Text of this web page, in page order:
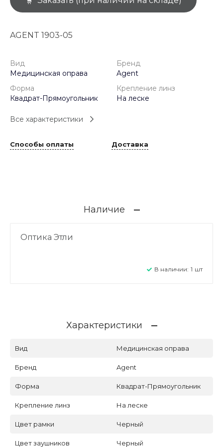
AGENT 1903-05
Вид
Медицинская оправа
Бренд
Agent
Форма
Квадрат-Прямоугольник
Крепление линз
На леске
Все характеристики
Способы оплаты Доставка
Наличие
Оптика Этли
В наличии: 1 шт
Характеристики
Вид Медицинская оправа
Бренд Agent
Форма Квадрат-Прямоугольник
Крепление линз На леске
Цвет рамки Черный
Цвет заушников Черный